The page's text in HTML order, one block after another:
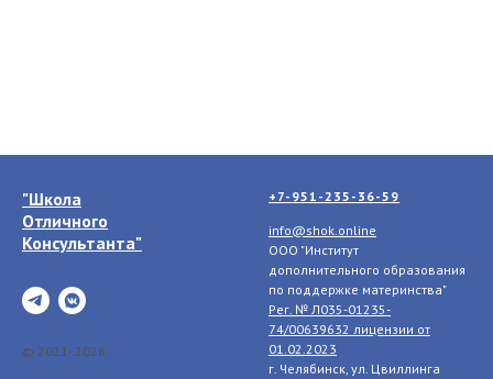
"Школа
Отличного
Консультанта"
© 2021- 2026
+7-951-235-36-59
info@shok.online
ООО "Институт
дополнительного образования
по поддержке материнства"
Рег. № Л035-01235-
74/00639632 лицензии от
01.02.2023
г. Челябинск, ул. Цвиллинга